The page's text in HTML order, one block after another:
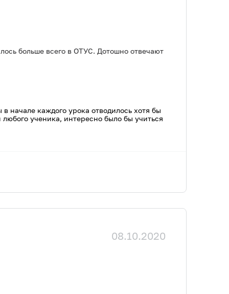
больше всего в ОТУС. Дотошно отвечают
начале каждого урока отводилось хотя бы
ученика, интересно было бы учиться
08.10.2020